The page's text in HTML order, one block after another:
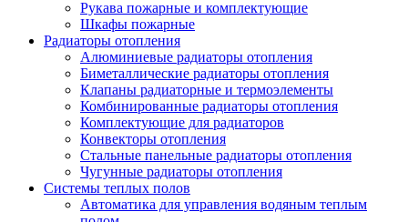
Рукава пожарные и комплектующие
Шкафы пожарные
Радиаторы отопления
Алюминиевые радиаторы отопления
Биметаллические радиаторы отопления
Клапаны радиаторные и термоэлементы
Комбинированные радиаторы отопления
Комплектующие для радиаторов
Конвекторы отопления
Стальные панельные радиаторы отопления
Чугунные радиаторы отопления
Системы теплых полов
Автоматика для управления водяным теплым